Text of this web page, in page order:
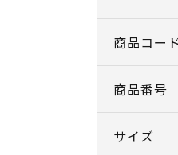
商品コード
商品番号
サイズ